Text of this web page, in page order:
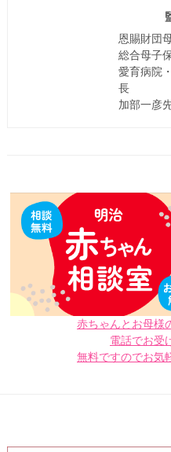
恩賜財団
総合母子
愛育病院
長
加部一彦
赤ちゃんとお母様
電話でお受
無料ですのでお気